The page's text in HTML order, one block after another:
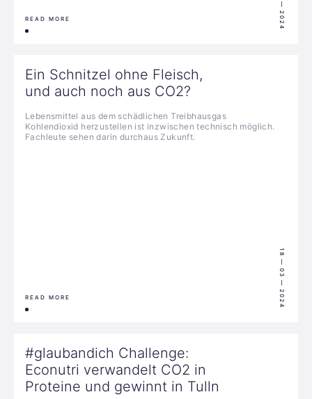
READ MORE
Ein Schnitzel ohne Fleisch,
und auch noch aus CO2?
Lebensmittel aus dem schädlichen Treibhausgas
Kohlendioxid herzustellen ist inzwischen technisch möglich.
Fachleute sehen darin durchaus Zukunft.
READ MORE 18 — 03 — 2024
#glaubandich Challenge:
Econutri verwandelt CO2 in
Proteine und gewinnt in Tulln